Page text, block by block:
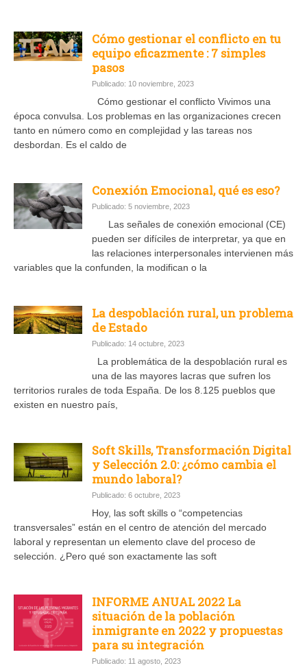
Cómo gestionar el conflicto en tu
equipo eficazmente : 7 simples
pasos
Publicado: 10 noviembre, 2023
Cómo gestionar el conflicto Vivimos una
época convulsa. Los problemas en las organizaciones crecen
tanto en número como en complejidad y las tareas nos
desbordan. Es el caldo de
Conexión Emocional, qué es eso?
Publicado: 5 noviembre, 2023
Las señales de conexión emocional (CE)
pueden ser difíciles de interpretar, ya que en
las relaciones interpersonales intervienen más
variables que la confunden, la modifican o la
La despoblación rural, un problema
de Estado
Publicado: 14 octubre, 2023
La problemática de la despoblación rural es
una de las mayores lacras que sufren los
territorios rurales de toda España. De los 8.125 pueblos que
existen en nuestro país,
Soft Skills, Transformación Digital
y Selección 2.0: ¿cómo cambia el
mundo laboral?
Publicado: 6 octubre, 2023
Hoy, las soft skills o “competencias
transversales” están en el centro de atención del mercado
laboral y representan un elemento clave del proceso de
selección. ¿Pero qué son exactamente las soft
INFORME ANUAL 2022 La
situación de la población
inmigrante en 2022 y propuestas
para su integración
Publicado: 11 agosto, 2023